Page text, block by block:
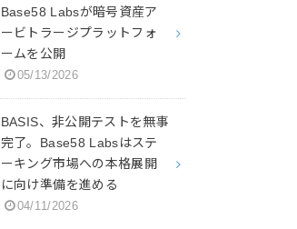
Base58 Labsが暗号資産ア
ービトラージプラットフォ
ームを公開
05/13/2026
BASIS、非公開テストを無事
完了。Base58 Labsはステ
ーキング市場への本格展開
に向け準備を進める
04/11/2026